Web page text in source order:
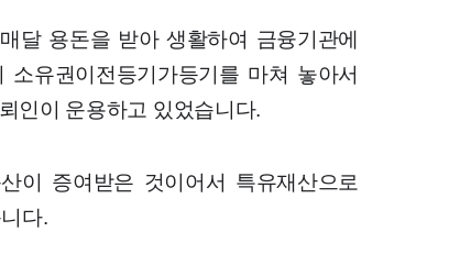
달 용돈을 받아 생활하여 금융기관에
유권이전등기가등기를 마쳐 놓아서
인이 운용하고 있었습니다.
이 증여받은 것이어서 특유재산으로
다.